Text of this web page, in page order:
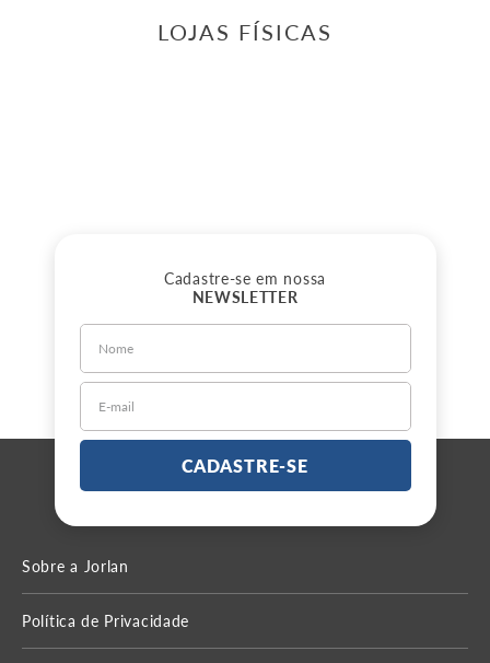
LOJAS FÍSICAS
Cadastre-se em nossa
NEWSLETTER
CADASTRE-SE
Sobre a Jorlan
Política de Privacidade